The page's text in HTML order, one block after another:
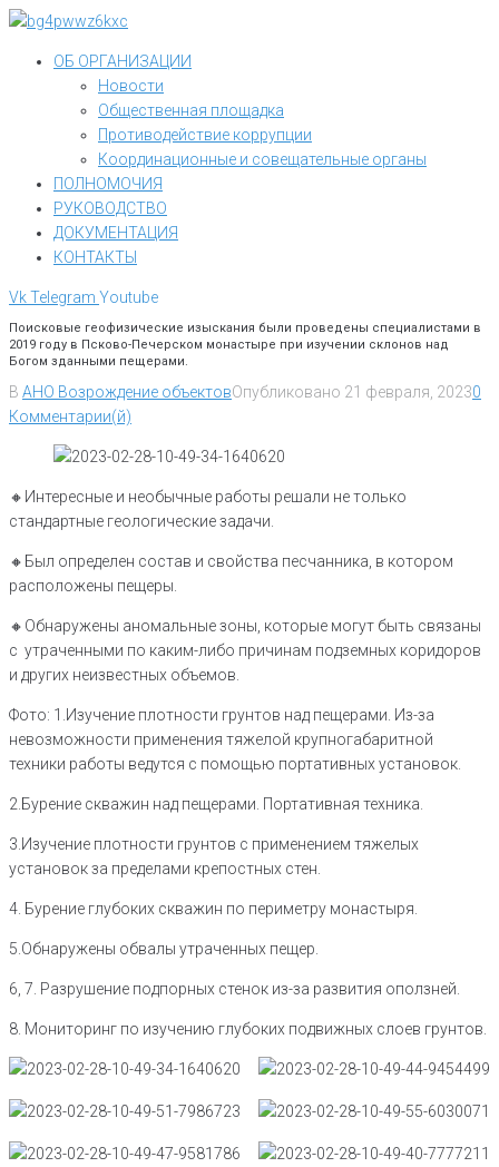
Перейти
контентуОБ ОРГАНИЗАЦИИ
Новости
Общественная площадка
Противодействие коррупции
Координационные и совещательные органы
ПОЛНОМОЧИЯ
РУКОВОДСТВО
ДОКУМЕНТАЦИЯ
КОНТАКТЫ
VkTelegram Youtube
Поисковые геофизические изыскания были проведены специалистами в
2019 году в Псково-Печерском монастыре при изучении склонов над
Богом зданными пещерами.
В АНО Возрождение объектовОпубликовано 21 февраля, 20230
Комментарии(й)
🔸️Интересные и необычные работы решали не только
стандартные геологические задачи.
🔸️Был определен состав и свойства песчанника, в котором
расположены пещеры.
🔸️Обнаружены аномальные зоны, которые могут быть связаны
с утраченными по каким-либо причинам подземных коридоров
и других неизвестных объемов.
Фото: 1.Изучение плотности грунтов над пещерами. Из-за
невозможности применения тяжелой крупногабаритной
техники работы ведутся с помощью портативных установок.
2.Бурение скважин над пещерами. Портативная техника.
3.Изучение плотности грунтов с применением тяжелых
установок за пределами крепостных стен.
4. Бурение глубоких скважин по периметру монастыря.
5.Обнаружены обвалы утраченных пещер.
6, 7. Разрушение подпорных стенок из-за развития оползней.
8. Мониторинг по изучению глубоких подвижных слоев грунтов.